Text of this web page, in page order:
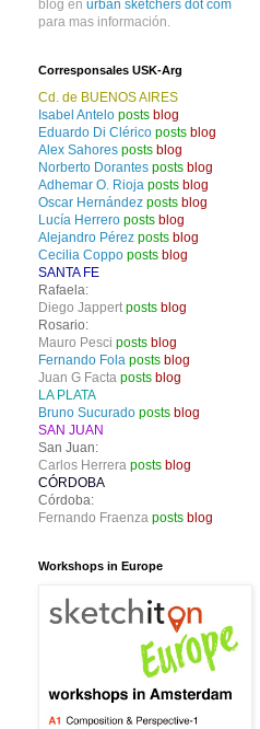
blog en urban sketchers dot com
para mas información.
Corresponsales USK-Arg
Cd. de BUENOS AIRES
Isabel Antelo posts blog
Eduardo Di Clérico posts blog
Alex Sahores posts blog
Norberto Dorantes posts blog
Adhemar O. Rioja posts blog
Oscar Hernández posts blog
Lucía Herrero posts blog
Alejandro Pérez posts blog
Cecilia Coppo posts blog
SANTA FE
Rafaela:
Diego Jappert posts blog
Rosario:
Mauro Pesci posts blog
Fernando Fola posts blog
Juan G Facta posts blog
LA PLATA
Bruno Sucurado posts blog
SAN JUAN
San Juan:
Carlos Herrera posts blog
CÓRDOBA
Córdoba:
Fernando Fraenza posts blog
Workshops in Europe